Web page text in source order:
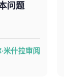
问题
米什拉审阅